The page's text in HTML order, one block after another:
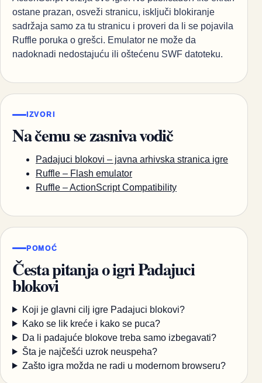
ostane prazan, osveži stranicu, isključi blokiranje
sadržaja samo za tu stranicu i proveri da li se pojavila
Ruffle poruka o grešci. Emulator ne može da
nadoknadi nedostajuću ili oštećenu SWF datoteku.
IZVORI
Na čemu se zasniva vodič
Padajuci blokovi – javna arhivska stranica igre
Ruffle – Flash emulator
Ruffle – ActionScript Compatibility
POMOĆ
Česta pitanja o igri Padajuci
blokovi
Koji je glavni cilj igre Padajuci blokovi?
Kako se lik kreće i kako se puca?
Da li padajuće blokove treba samo izbegavati?
Šta je najčešći uzrok neuspeha?
Zašto igra možda ne radi u modernom browseru?